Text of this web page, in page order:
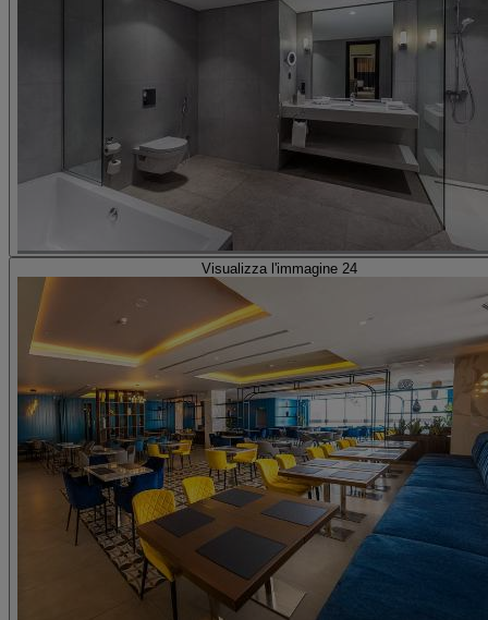
Visualizza l'immagine 24